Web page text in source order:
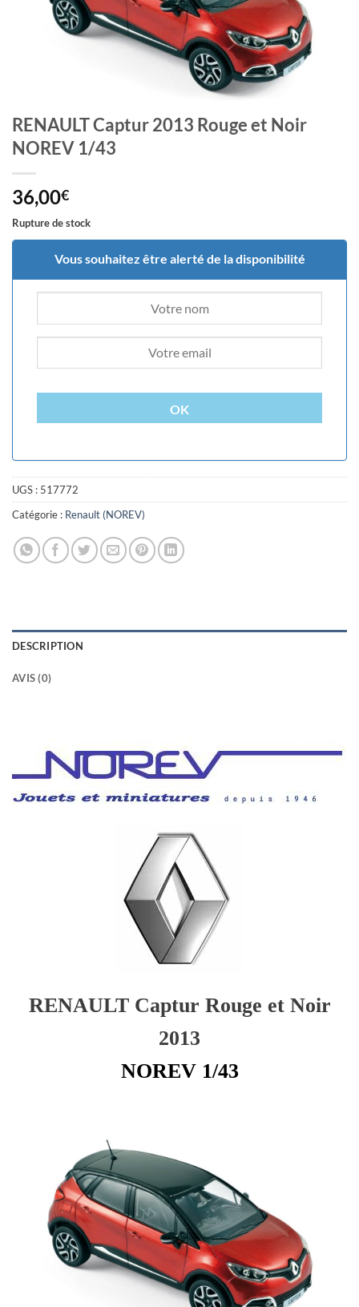
RENAULT Captur 2013 Rouge et Noir
NOREV 1/43
36,00€
Rupture de stock
Vous souhaitez être alerté de la disponibilité
OK
UGS : 517772
Catégorie : Renault (NOREV)
DESCRIPTION
AVIS (0)
RENAULT Captur Rouge et Noir
2013
NOREV 1/43